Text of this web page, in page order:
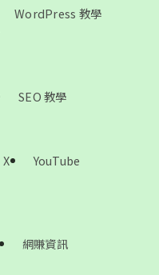
WordPress 教學
SEO 教學
X
YouTube
網賺資訊